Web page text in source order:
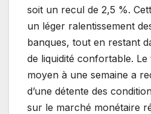
soit un recul de 2,5 %.
un léger ralentissement
banques, tout en restant
de liquidité confortable. Le
moyen à une semaine a
d’une détente des
sur le marché monétaire